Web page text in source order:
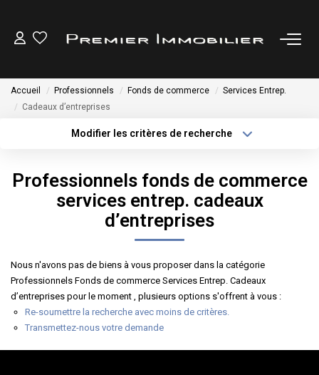
GESTION LOCATIVE
NOTRE AGENCE
CONTACT
Accueil Professionnels Fonds de commerce
Services Entrep.
Cadeaux d’entreprises
Modifier les critères de recherche
Sélectionnez...
Type de bien
Plus de critères
Créer une alerte
Professionnels fonds de commerce
services entrep. cadeaux
d’entreprises
Nous n'avons pas de biens à vous proposer dans la catégorie
Professionnels Fonds de commerce Services Entrep. Cadeaux
d’entreprises pour le moment , plusieurs options s'offrent à vous :
Re-soumettre la recherche avec moins de critères.
Transmettez-nous votre demande